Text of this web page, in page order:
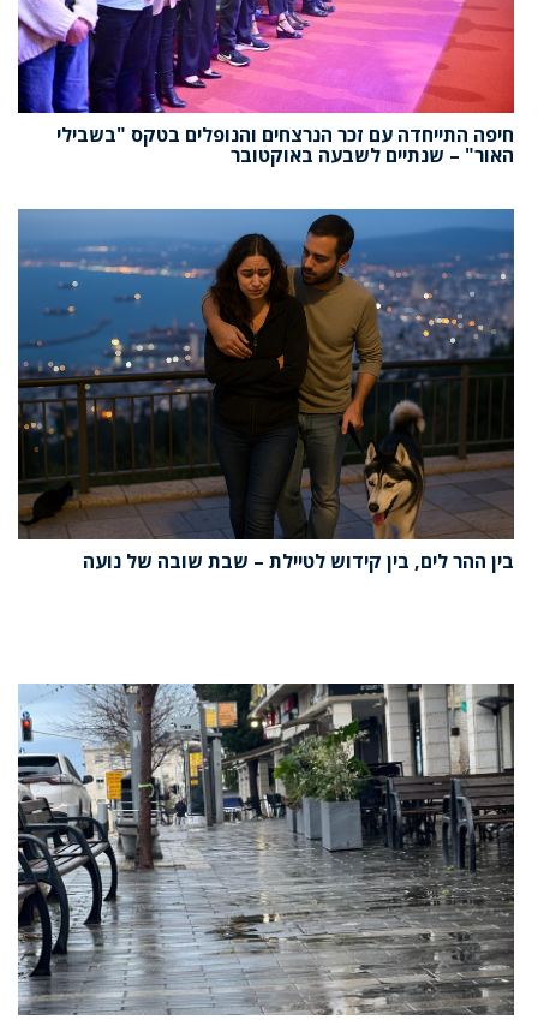
חיפה התייחדה עם זכר הנרצחים והנופלים בטקס "בשבילי
האור" – שנתיים לשבעה באוקטובר
בין ההר לים, בין קידוש לטיילת – שבת שובה של נועה